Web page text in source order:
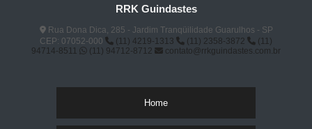
RRK Guindastes
Rua Dona Dica, 285 - Jardim Tranqüilidade Guarulhos - SP
CEP: 07052-000
(11) 4219-1313 (11) 2358-3872
(11)
94714-8511
(11) 94712-8712 contato@rrkguindastes.com.br
Home